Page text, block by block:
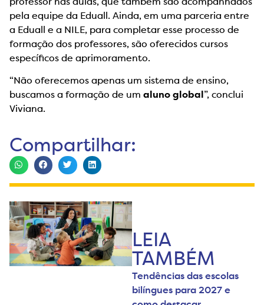
professor nas aulas, que também são acompanhados
pela equipe da Eduall. Ainda, em uma parceria entre
a Eduall e a NILE, para completar esse processo de
formação dos professores, são oferecidos cursos
específicos de aprimoramento.
“Não oferecemos apenas um sistema de ensino,
buscamos a formação de um aluno global”, conclui
Viviana.
Compartilhar:
LEIA
TAMBÉM
Tendências das escolas
bilíngues para 2027 e